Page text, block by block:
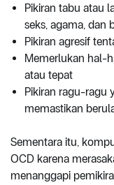
Pikiran tabu atau
seks, agama, dan
Pikiran agresif
Memerlukan hal-
atau tepat
Pikiran ragu-ragu
memastikan
Sementara itu,
OCD karena
menanggapi